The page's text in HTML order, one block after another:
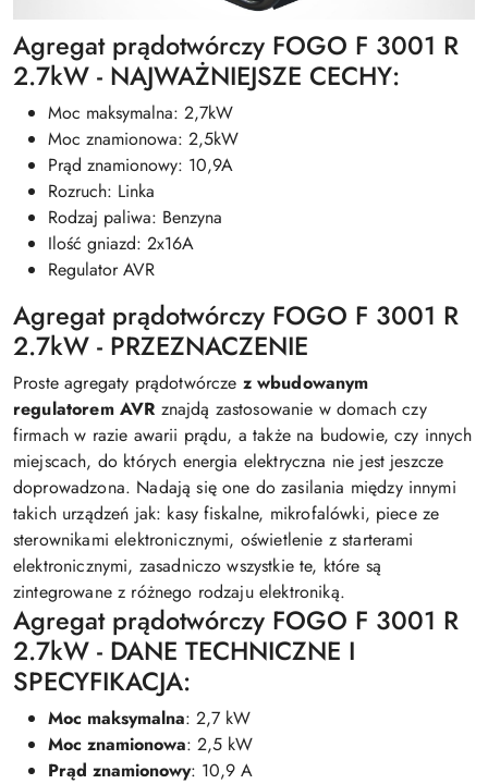
Agregat prądotwórczy FOGO F 3001 R
2.7kW - NAJWAŻNIEJSZE CECHY:
Moc maksymalna: 2,7kW
Moc znamionowa: 2,5kW
Prąd znamionowy: 10,9A
Rozruch: Linka
Rodzaj paliwa: Benzyna
Ilość gniazd: 2x16A
Regulator AVR
Agregat prądotwórczy FOGO F 3001 R
2.7kW - PRZEZNACZENIE
Proste agregaty prądotwórcze z wbudowanym
regulatorem AVR znajdą zastosowanie w domach czy
firmach w razie awarii prądu, a także na budowie, czy innych
miejscach, do których energia elektryczna nie jest jeszcze
doprowadzona. Nadają się one do zasilania między innymi
takich urządzeń jak: kasy fiskalne, mikrofalówki, piece ze
sterownikami elektronicznymi, oświetlenie z starterami
elektronicznymi, zasadniczo wszystkie te, które są
zintegrowane z różnego rodzaju elektroniką.
Agregat prądotwórczy FOGO F 3001 R
2.7kW - DANE TECHNICZNE I
SPECYFIKACJA:
Moc maksymalna: 2,7 kW
Moc znamionowa: 2,5 kW
Prąd znamionowy: 10,9 A